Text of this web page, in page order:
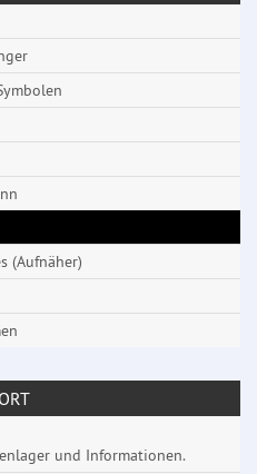
(Aufnäher)
und Informationen.